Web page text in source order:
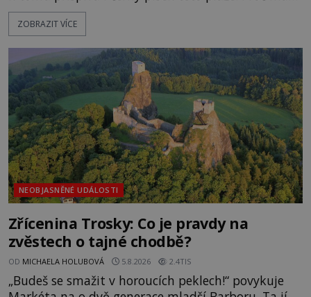
pláž takové netypické zbarvení? Nakolik jsou
pravdivé historky, že zde došlo k nevysvětlitelným
následovat. Vstupujeme na pláž Dumas ve městě
Surat. Gu
ZOBRAZIT VÍCE
NEOBJASNĚNÉ UDÁLOSTI
Zřícenina Trosky: Co je pravdy na
zvěstech o tajné chodbě?
OD MICHAELA HOLUBOVÁ 5.8.2026 2.4TIS
„Budeš se smažit v horoucích peklech!“ povykuje